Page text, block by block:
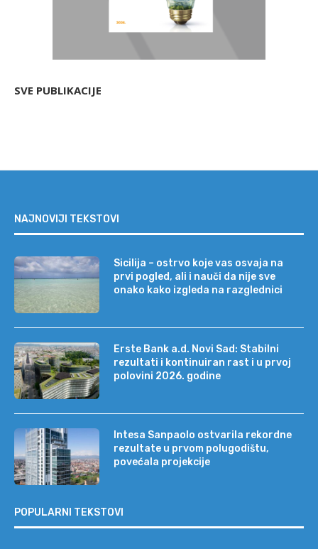
SVE PUBLIKACIJE
NAJNOVIJI TEKSTOVI
Sicilija – ostrvo koje vas osvaja na
prvi pogled, ali i nauči da nije sve
onako kako izgleda na razglednici
Erste Bank a.d. Novi Sad: Stabilni
rezultati i kontinuiran rast i u prvoj
polovini 2026. godine
Intesa Sanpaolo ostvarila rekordne
rezultate u prvom polugodištu,
povećala projekcije
POPULARNI TEKSTOVI